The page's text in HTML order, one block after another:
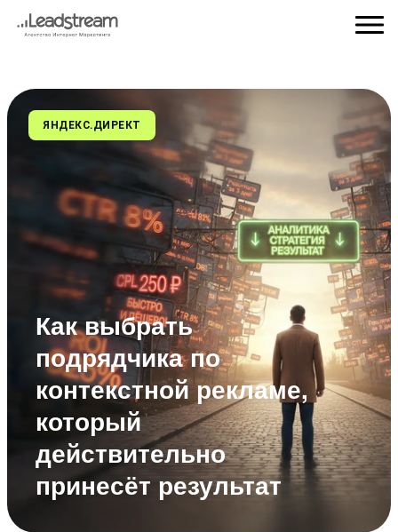
ЯНДЕКС.ДИРЕКТ
Как выбрать
подрядчика по
контекстной рекламе,
который
действительно
принесёт результат